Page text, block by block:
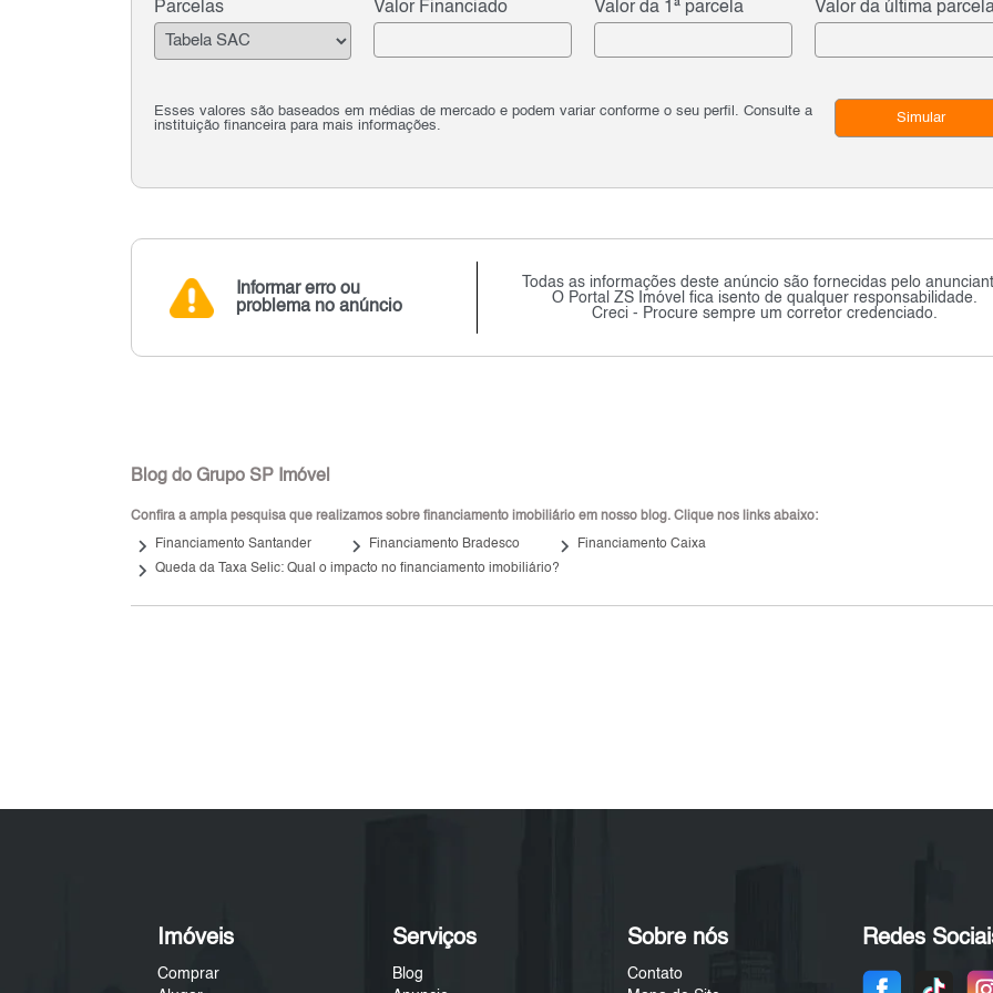
Parcelas Valor Financiado Valor da 1ª parcela Valor da última
Esses valores são baseados em médias de mercado e podem variar conforme o seu perfil. Consulte a
instituição financeira para mais informações.
Simular
Informar erro ou
problema no anúncio
Todas as informações deste anúncio são fornecidas pelo
O Portal ZS Imóvel fica isento de qualquer responsabilidade.
Creci - Procure sempre um corretor credenciado.
Blog do Grupo SP Imóvel
Confira a ampla pesquisa que realizamos sobre financiamento imobiliário em nosso blog. Clique nos links abaixo:
keyboard_arrow_right Financiamento Santander keyboard_arrow_right Financiamento Bradesco keyboard_arrow_right Financiamento Caixa
keyboard_arrow_right Queda da Taxa Selic: Qual o impacto no financiamento imobiliário?
Imóveis
Comprar
Serviços
Blog
Sobre nós
Contato
Redes